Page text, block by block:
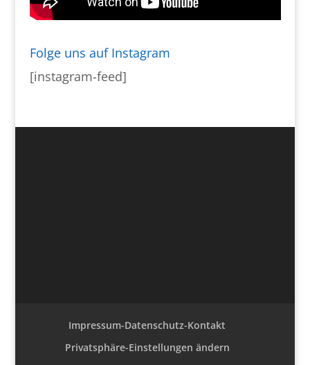
Folge uns auf Instagram
[instagram-feed]
Impressum-Datenschutz-Kontakt
Privatsphäre-Einstellungen ändern